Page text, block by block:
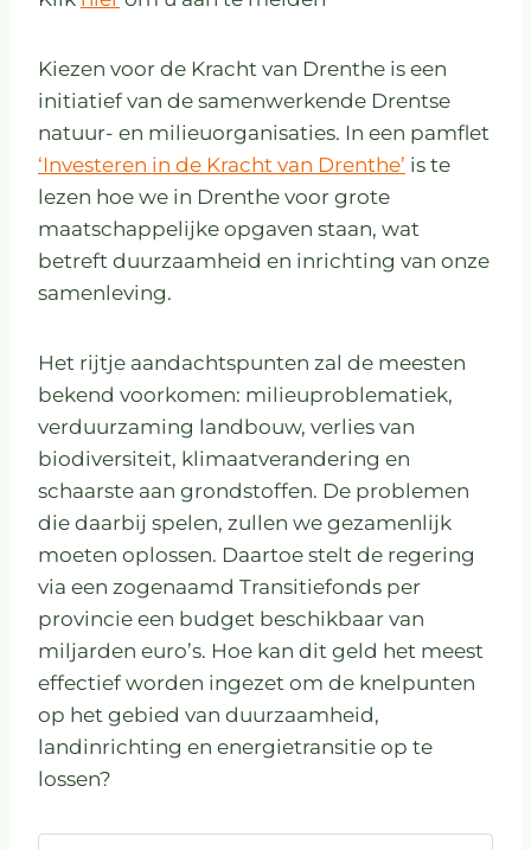
Kiezen voor de Kracht van Drenthe is een
initiatief van de samenwerkende Drentse
natuur- en milieuorganisaties. In een pamflet
‘Investeren in de Kracht van Drenthe’ is te
lezen hoe we in Drenthe voor grote
maatschappelijke opgaven staan, wat
betreft duurzaamheid en inrichting van onze
samenleving.
Het rijtje aandachtspunten zal de meesten
bekend voorkomen: milieuproblematiek,
verduurzaming landbouw, verlies van
biodiversiteit, klimaatverandering en
schaarste aan grondstoffen. De problemen
die daarbij spelen, zullen we gezamenlijk
moeten oplossen. Daartoe stelt de regering
via een zogenaamd Transitiefonds per
provincie een budget beschikbaar van
miljarden euro’s. Hoe kan dit geld het meest
effectief worden ingezet om de knelpunten
op het gebied van duurzaamheid,
landinrichting en energietransitie op te
lossen?